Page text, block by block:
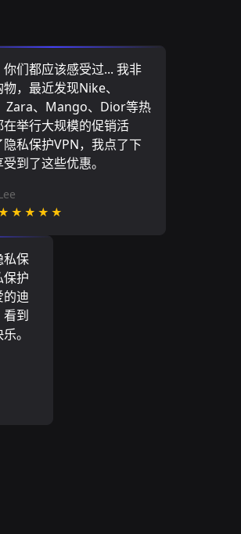
们都应该感受过... 我非
，最近发现Nike、
Zara、Mango、Dior等热
在举行大规模的促销活
私保护VPN，我点了下
到了这些优惠。
私保
保护
的迪
到
。